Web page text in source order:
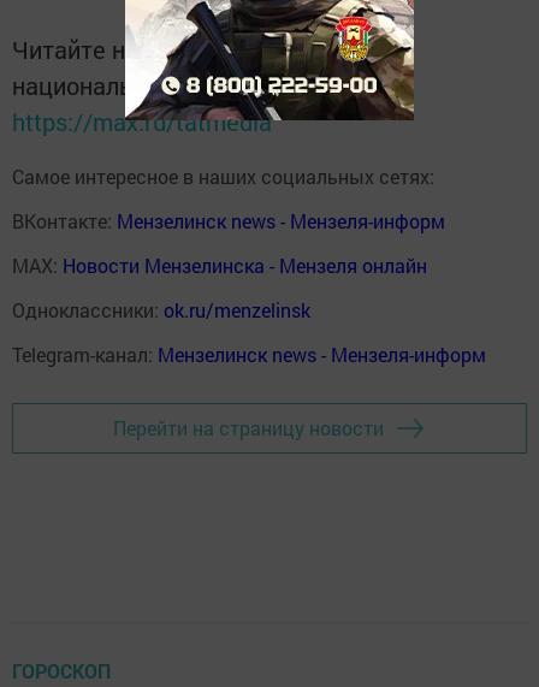
Читайте новости Татарстана в
национальном мессенджере MАХ:
https://max.ru/tatmedia
Самое интересное в наших социальных сетях:
ВКонтакте: Мензелинск news - Мензеля-информ
MAX: Новости Мензелинска - Мензеля онлайн
Одноклассники: ok.ru/menzelinsk
Telegram-канал: Мензелинск news - Мензеля-информ
Перейти на страницу новости
ГОРОСКОП